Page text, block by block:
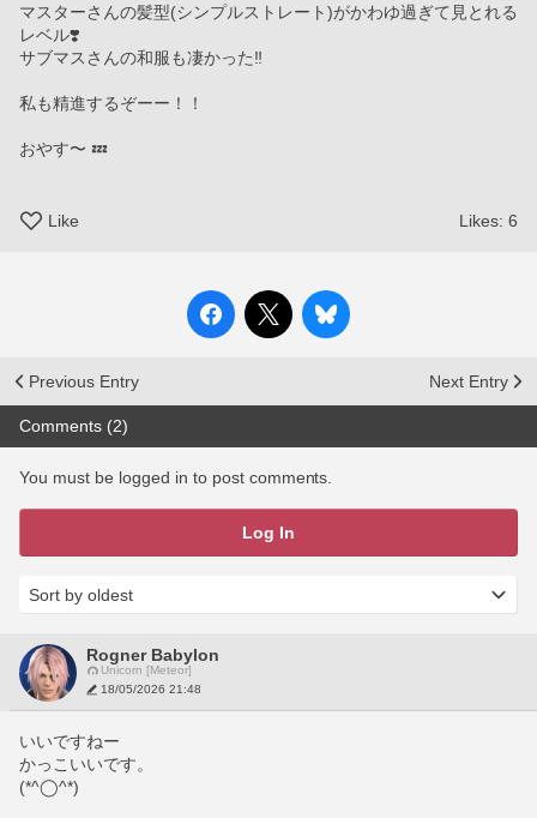
マスターさんの髪型(シンプルストレート)がかわゆ過ぎて見とれる
レベル❣️
サブマスさんの和服も凄かった‼️
私も精進するぞーー！！
おやす〜 💤
Like Likes: 6
Previous Entry Next Entry
Comments (2)
You must be logged in to post comments.
Log In
Rogner Babylon
Unicorn [Meteor]
18/05/2026 21:48
いいですねー
かっこいいです。
(*^◯^*)